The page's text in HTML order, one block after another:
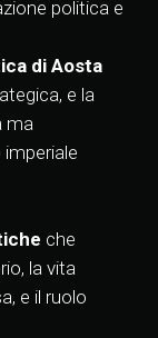
politica e
di Aosta
e la
ma
che
la vita
e il ruolo